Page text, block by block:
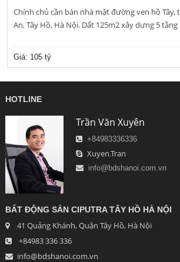
Chính chủ cần bán nhà mặt đường ven hồ Tây,
An, Tây Hồ, Hà Nội. Dất 125m2 xây dựng 5 tầng
Giá: 105 tỷ
HOTLINE
Trần Văn Xuyên
+84983336336
Xuyen.Tran
info@bdshanoi.com.vn
BẤT ĐỘNG SẢN CIPUTRA TÂY HỒ HÀ NỘI
41 Quảng Khánh, Quận Tây Hồ, Hà Nội
+84983 336 336
info@bdshanoi.com.vn